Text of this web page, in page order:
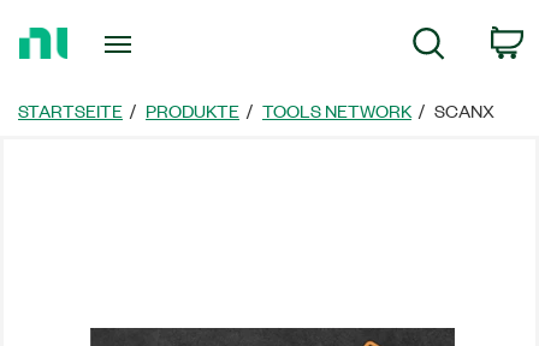
zur
Suche
STARTSEITE PRODUKTE TOOLS NETWORK SCANX